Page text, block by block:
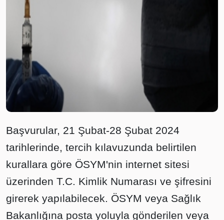
Başvurular, 21 Şubat-28 Şubat 2024
tarihlerinde, tercih kılavuzunda belirtilen
kurallara göre ÖSYM'nin internet sitesi
üzerinden T.C. Kimlik Numarası ve şifresini
girerek yapılabilecek. ÖSYM veya Sağlık
Bakanlığına posta yoluyla gönderilen veya